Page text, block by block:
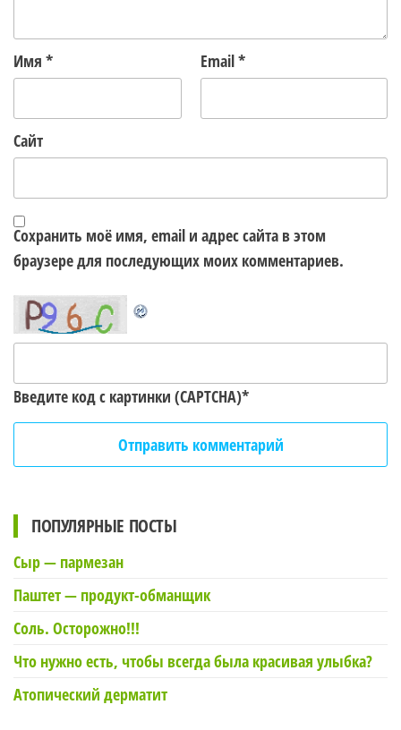
Имя * Email*
Сайт
Сохранить моё имя, email и адрес сайта в этом
браузере для последующих моих комментариев.
Введите код с картинки (CAPTCHA)*
ПОПУЛЯРНЫЕ ПОСТЫ
Сыр — пармезан
Паштет — продукт-обманщик
Соль. Осторожно!!!
Что нужно есть, чтобы всегда была красивая улыбка?
Атопический дерматит